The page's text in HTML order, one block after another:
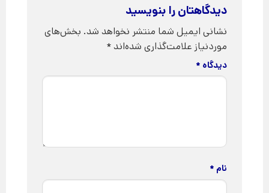
دیدگاهتان را بنویسید
نشانی ایمیل شما منتشر نخواهد شد. بخش‌های
موردنیاز علامت‌گذاری شده‌اند*
دیدگاه *
نام *